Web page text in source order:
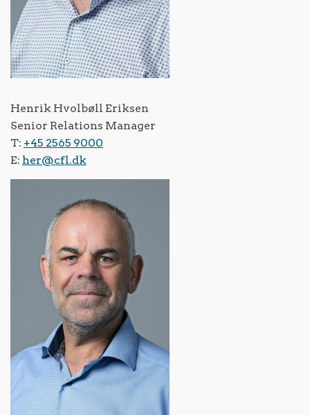
Henrik Hvolbøll Eriksen
Senior Relations Manager
T: +45 2565 9000
E: her@cfl.dk